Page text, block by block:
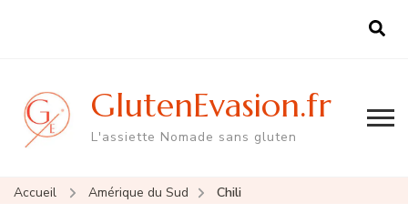
GlutenEvasion.fr
L'assiette Nomade sans gluten
Accueil Amérique du Sud Chili